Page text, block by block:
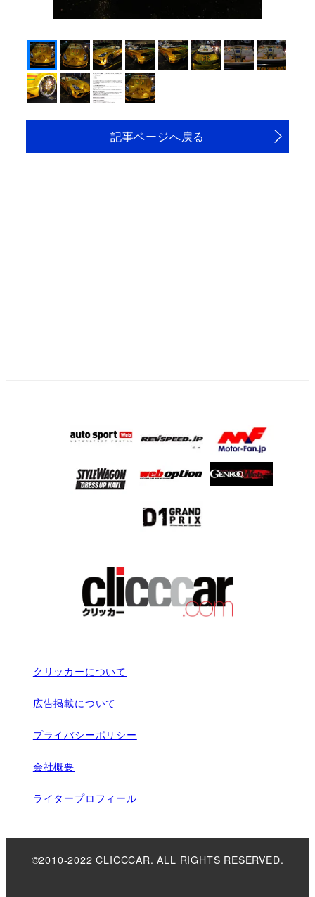
記事ページへ戻る
クリッカーについて
広告掲載について
プライバシーポリシー
会社概要
ライタープロフィール
©2010-2022 CLICCCAR. ALL RIGHTS RESERVED.